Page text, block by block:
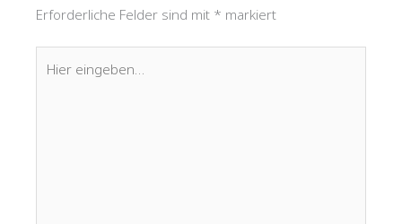
Erforderliche Felder sind mit * markiert
eingeben…